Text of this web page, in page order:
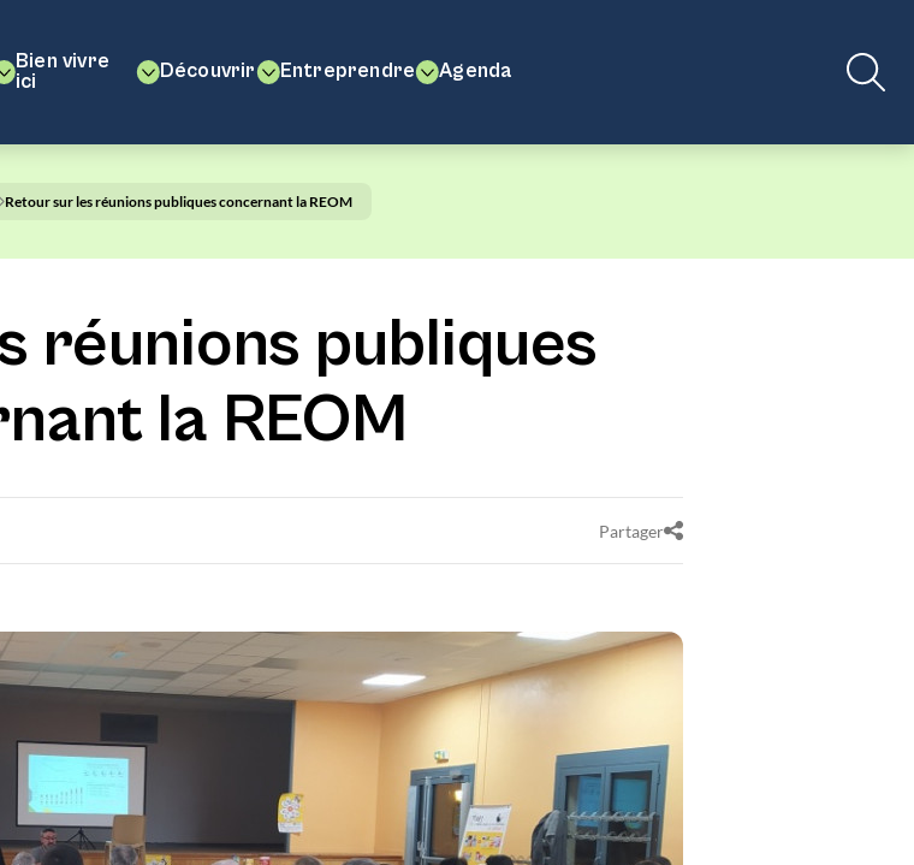
Bien vivre
ici
Découvrir Entreprendre Agenda
Retour sur les réunions publiques concernant la REOM
réunions publiques
la REOM
Partager